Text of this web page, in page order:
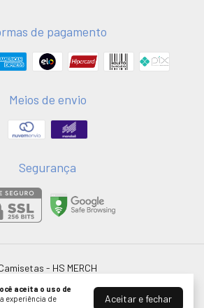
aceita o uso de
experiência de
Aceitar e fechar
de pagamento
Meios de envio
Segurança
- HS MERCH